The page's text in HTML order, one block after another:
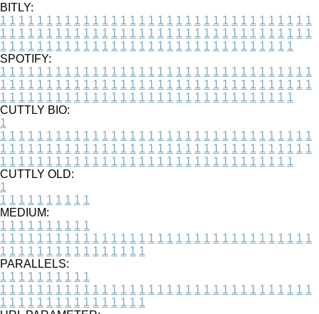
BITLY:
1 1 1 1 1 1 1 1 1 1 1 1 1 1 1 1 1 1 1 1 1 1 1 1 1 1 1 1 1 1 1 1 1 1
1 1 1 1 1 1 1 1 1 1 1 1 1 1 1 1 1 1 1 1 1 1 1 1 1 1 1 1 1 1 1 1 1 1
1 1 1 1 1 1 1 1 1 1 1 1 1 1 1 1 1 1 1 1 1 1 1 1 1 1 1 1 1 1 1 1
SPOTIFY:
1 1 1 1 1 1 1 1 1 1 1 1 1 1 1 1 1 1 1 1 1 1 1 1 1 1 1 1 1 1 1 1 1 1
1 1 1 1 1 1 1 1 1 1 1 1 1 1 1 1 1 1 1 1 1 1 1 1 1 1 1 1 1 1 1 1 1 1
1 1 1 1 1 1 1 1 1 1 1 1 1 1 1 1 1 1 1 1 1 1 1 1 1 1 1 1 1 1 1 1
CUTTLY BIO:
1
1 1 1 1 1 1 1 1 1 1 1 1 1 1 1 1 1 1 1 1 1 1 1 1 1 1 1 1 1 1 1 1 1 1
1 1 1 1 1 1 1 1 1 1 1 1 1 1 1 1 1 1 1 1 1 1 1 1 1 1 1 1 1 1 1 1 1 1
1 1 1 1 1 1 1 1 1 1 1 1 1 1 1 1 1 1 1 1 1 1 1 1 1 1 1 1 1 1 1 1
CUTTLY OLD:
1
1 1 1 1 1 1 1 1 1 1
MEDIUM:
1 1 1 1 1 1 1 1 1 1
1 1 1 1 1 1 1 1 1 1 1 1 1 1 1 1 1 1 1 1 1 1 1 1 1 1 1 1 1 1 1 1 1 1
1 1 1 1 1 1 1 1 1 1 1 1 1 1 1 1
PARALLELS:
1 1 1 1 1 1 1 1 1 1
1 1 1 1 1 1 1 1 1 1 1 1 1 1 1 1 1 1 1 1 1 1 1 1 1 1 1 1 1 1 1 1 1 1
1 1 1 1 1 1 1 1 1 1 1 1 1 1 1 1